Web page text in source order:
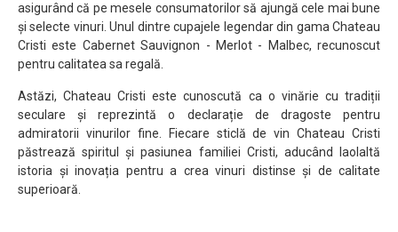
asigurând că pe mesele consumatorilor să ajungă cele mai bune
și selecte vinuri. Unul dintre cupajele legendar din gama Chateau
Cristi este Cabernet Sauvignon - Merlot - Malbec, recunoscut
pentru calitatea sa regală.
Astăzi, Chateau Cristi este cunoscută ca o vinărie cu tradiții
seculare și reprezintă o declarație de dragoste pentru
admiratorii vinurilor fine. Fiecare sticlă de vin Chateau Cristi
păstrează spiritul și pasiunea familiei Cristi, aducând laolaltă
istoria și inovația pentru a crea vinuri distinse și de calitate
superioară.